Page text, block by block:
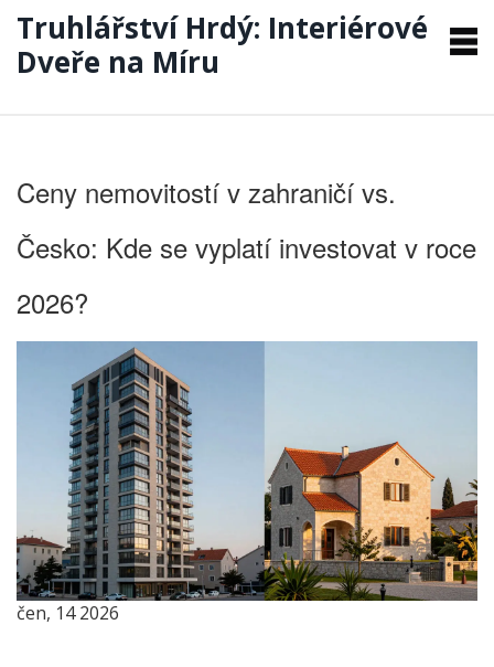
Truhlářství Hrdý: Interiérové
Dveře na Míru
Ceny nemovitostí v zahraničí vs.
Česko: Kde se vyplatí investovat v roce
2026?
čen, 14 2026